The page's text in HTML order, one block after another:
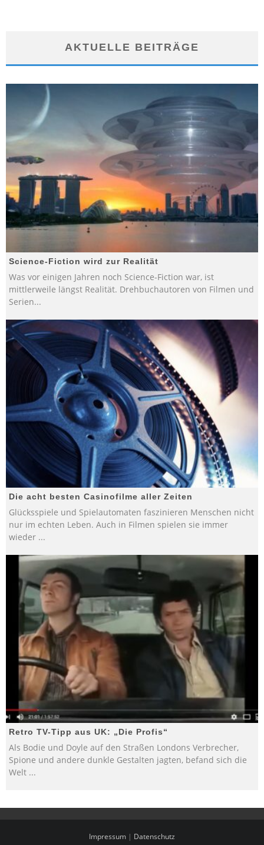
AKTUELLE BEITRÄGE
Science-Fiction wird zur Realität
Was vor einigen Jahren noch Science-Fiction war, ist
mittlerweile längst Realität. Drehbuchautoren von Filmen und
Serien...
Die acht besten Casinofilme aller Zeiten
Glücksspiele und Spielautomaten faszinieren Menschen nicht
nur im echten Leben. Auch in Filmen spielen sie immer
wieder ...
Retro TV-Tipp aus UK: „Die Profis“
Als Bodie und Doyle auf den Straßen Londons Verbrecher,
Spione und andere dunkle Gestalten jagten, befand sich die
Welt ...
Impressum | Datenschutz